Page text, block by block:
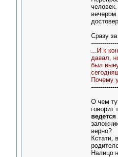
вечером
Сразу
...И к
давал,
был
Почему
О чем
говорит
верно?
Кстати,
Налицо